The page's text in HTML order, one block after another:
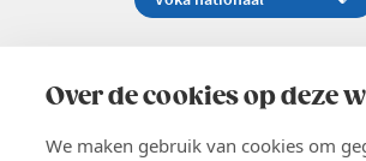
Over de cookies op deze
We maken gebruik van cookies om
02 229 81 11